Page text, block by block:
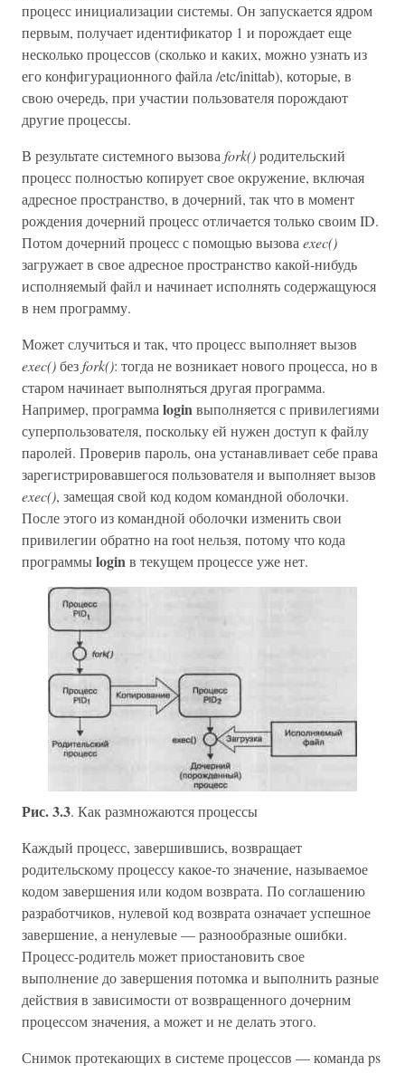
процесс инициализации системы. Он запускается ядром
первым, получает идентификатор 1 и порождает еще
несколько процессов (сколько и каких, можно узнать из
его конфигурационного файла /etc/inittab), которые, в
свою очередь, при участии пользователя порождают
другие процессы.
В результате системного вызова fork()родительский
процесс полностью копирует свое окружение, включая
адресное пространство, в дочерний, так что в момент
рождения дочерний процесс отличается только своим ID.
Потом дочерний процесс с помощью вызова exec()
загружает в свое адресное пространство какой-нибудь
исполняемый файл и начинает исполнять содержащуюся
в нем программу.
Может случиться и так, что процесс выполняет вызов
exec()безfork(): тогда не возникает нового процесса, но в
старом начинает выполняться другая программа.
Например, программа loginвыполняется с привилегиями
суперпользователя, поскольку ей нужен доступ к файлу
паролей. Проверив пароль, она устанавливает себе права
зарегистрировавшегося пользователя и выполняет вызов
exec(), замещая свой код кодом командной оболочки.
После этого из командной оболочки изменить свои
привилегии обратно на root нельзя, потому что кода
программыloginв текущем процессе уже нет.
Рис. 3.3. Как размножаются процессы
Каждый процесс, завершившись, возвращает
родительскому процессу какое-то значение, называемое
кодом завершения или кодом возврата. По соглашению
разработчиков, нулевой код возврата означает успешное
завершение, а ненулевые — разнообразные ошибки.
Процесс-родитель может приостановить свое
выполнение до завершения потомка и выполнить разные
действия в зависимости от возвращенного дочерним
процессом значения, а может и не делать этого.
Снимок протекающих в системе процессов — команда ps